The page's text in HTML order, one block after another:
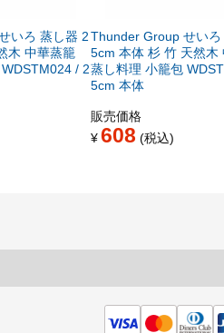
いろ 蒸し器 2
木 中華蒸籠
/ 2
Thunder Group せい
5cm 本体 杉 竹 天然木
蒸し料理 小籠包
5cm 本体
販売価格
¥608 税込